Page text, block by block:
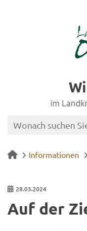
im
Informationen
28.03.2024
Auf der